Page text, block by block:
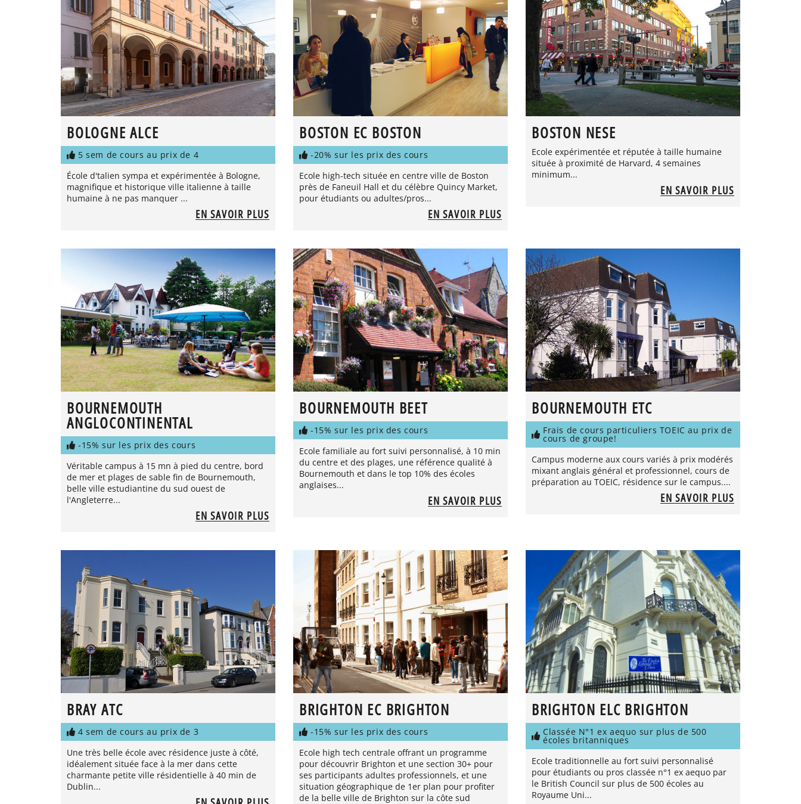
BOLOGNE ALCE
5 sem de cours au prix de 4
École d'talien sympa et expérimentée à Bologne,
magnifique et historique ville italienne à taille
humaine à ne pas manquer ...
EN SAVOIR PLUS
BOSTON EC BOSTON
-20% sur les prix des cours
Ecole high-tech située en centre ville de Boston
près de Faneuil Hall et du célèbre Quincy Market,
pour étudiants ou adultes/pros...
EN SAVOIR PLUS
BOSTON NESE
Ecole expérimentée et réputée à taille humaine
située à proximité de Harvard, 4 semaines
minimum...
EN SAVOIR PLUS
BOURNEMOUTH
ANGLOCONTINENTAL
-15% sur les prix des cours
Véritable campus à 15 mn à pied du centre, bord
de mer et plages de sable fin de Bournemouth,
belle ville estudiantine du sud ouest de
l'Angleterre...
EN SAVOIR PLUS
BOURNEMOUTH BEET
-15% sur les prix des cours
Ecole familiale au fort suivi personnalisé, à 10 min
du centre et des plages, une référence qualité à
Bournemouth et dans le top 10% des écoles
anglaises...
EN SAVOIR PLUS
BOURNEMOUTH ETC
Frais de cours particuliers TOEIC au prix de
cours de groupe!
Campus moderne aux cours variés à prix modérés
mixant anglais général et professionnel, cours de
préparation au TOEIC, résidence sur le campus....
EN SAVOIR PLUS
BRAY ATC
4 sem de cours au prix de 3
Une très belle école avec résidence juste à côté,
idéalement située face à la mer dans cette
charmante petite ville résidentielle à 40 min de
Dublin...
BRIGHTON EC BRIGHTON
-15% sur les prix des cours
Ecole high tech centrale offrant un programme
pour découvrir Brighton et une section 30+ pour
ses participants adultes professionnels, et une
situation géographique de 1er plan pour profiter
de la belle ville de Brighton sur la côte sud
BRIGHTON ELC BRIGHTON
Classée N°1 ex aequo sur plus de 500
écoles britanniques
Ecole traditionnelle au fort suivi personnalisé
pour étudiants ou pros classée n°1 ex aequo par
le British Council sur plus de 500 écoles au
Royaume Uni...